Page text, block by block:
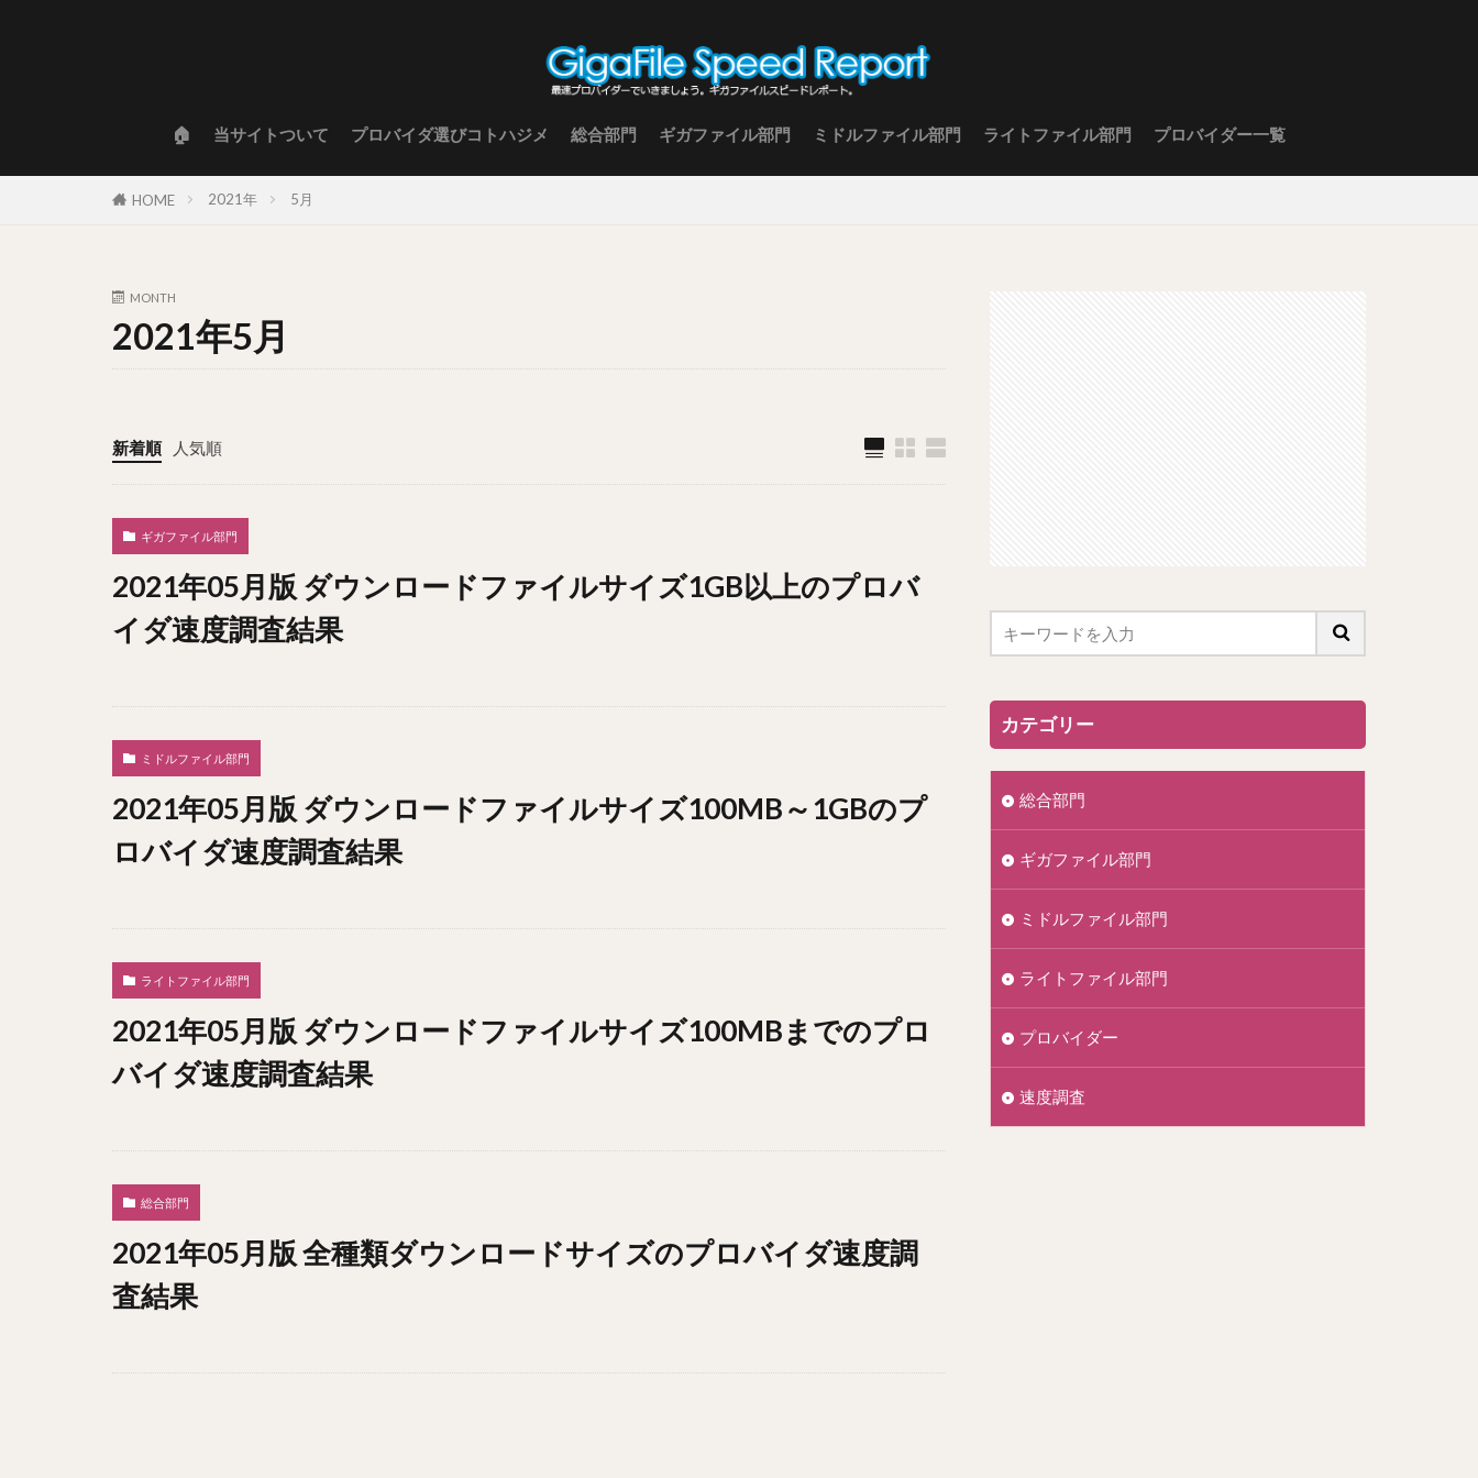
🏠 当サイトついて プロバイダ選びコトハジメ 総合部門 ギガファイル部門 ミドルファイル部門 ライトファイル部門 プロバイダー一覧
HOME 2021年 5月
MONTH
2021年5月
新着順 人気順
ギガファイル部門
2021年05月版 ダウンロードファイルサイズ1GB以上のプロバ
イダ速度調査結果
ミドルファイル部門
2021年05月版 ダウンロードファイルサイズ100MB～1GBのプ
ロバイダ速度調査結果
ライトファイル部門
2021年05月版 ダウンロードファイルサイズ100MBまでのプロ
バイダ速度調査結果
総合部門
2021年05月版 全種類ダウンロードサイズのプロバイダ速度調
査結果
カテゴリー
総合部門
ギガファイル部門
ミドルファイル部門
ライトファイル部門
プロバイダー
速度調査